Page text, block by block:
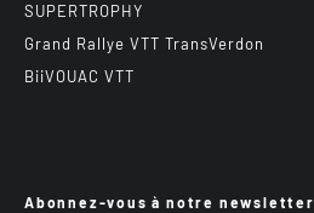
SUPERTROPHY
Grand Rallye VTT TransVerdon
BiiVOUAC VTT
Abonnez-vous à notre newsletter